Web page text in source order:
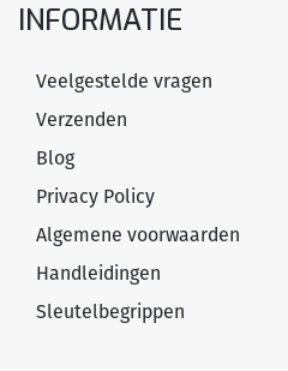
INFORMATIE
Veelgestelde vragen
Verzenden
Blog
Privacy Policy
Algemene voorwaarden
Handleidingen
Sleutelbegrippen